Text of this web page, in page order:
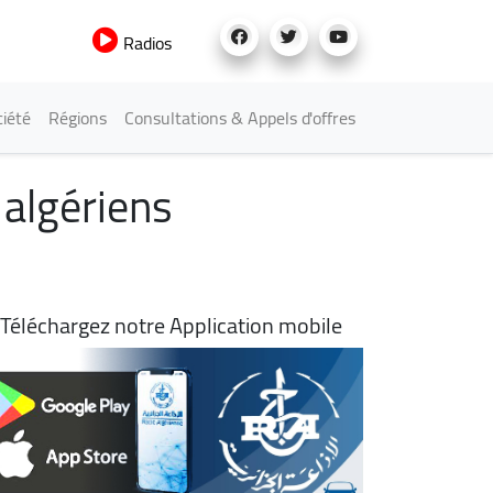
Radios
Régions Consultations & Appels d'offres
Téléchargez notre Application mobile